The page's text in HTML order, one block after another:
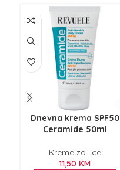
Dnevna krema SPF50
Ceramide 50ml
Kreme za lice
11,50 KM